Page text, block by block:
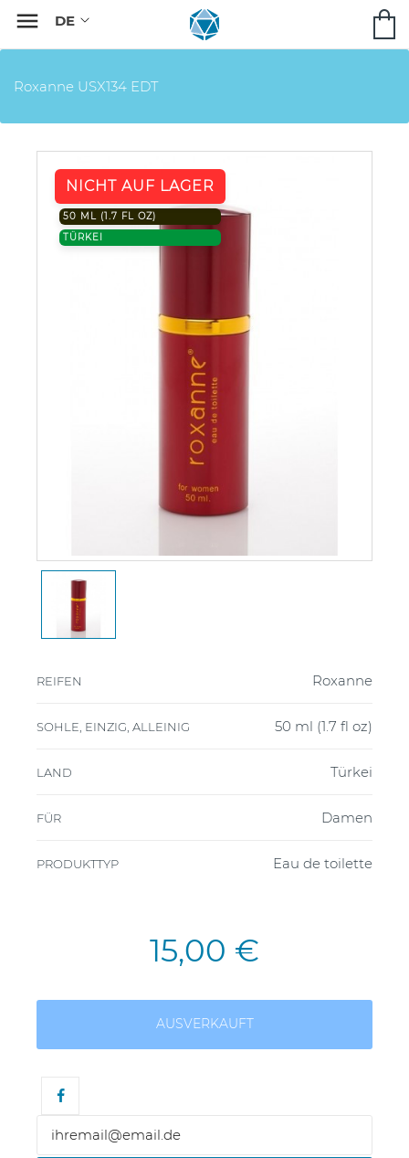

Roxanne USX134 EDT
NICHT AUF LAGER
50 ML (1.7 FL OZ)
TÜRKEI
REIFEN Roxanne
SOHLE, EINZIG, ALLEINIG 50 ml (1.7 fl oz)
LAND Türkei
FÜR Damen
PRODUKTTYP Eau de toilette
15,00 €
AUSVERKAUFT